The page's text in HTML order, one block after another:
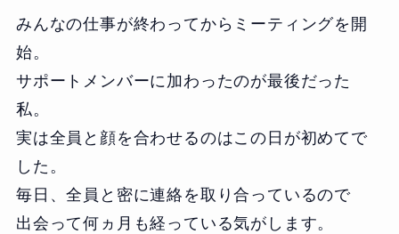
みんなの仕事が終わってからミーティングを開
始。
サポートメンバーに加わったのが最後だった
私。
実は全員と顔を合わせるのはこの日が初めてで
した。
毎日、全員と密に連絡を取り合っているので
出会って何ヵ月も経っている気がします。